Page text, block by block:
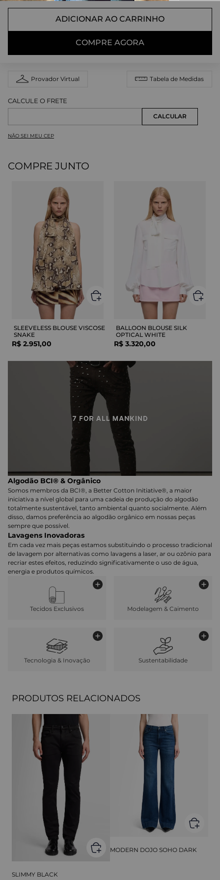
ADICIONAR AO CARRINHO
COMPRE AGORA
Provador Virtual Tabela de Medidas
NÃO SEI MEU CEP
COMPRE JUNTO
SLEEVELESS BLOUSE VISCOSE
SNAKE
R$ 2.951,00
BALLOON BLOUSE SILK
OPTICAL WHITE
R$ 3.320,00
Algodão BCI® & Orgânico
Somos membros da BCI®, a Better Cotton Initiative®, a maior
iniciativa a nível global para uma cadeia de produção do algodão
totalmente sustentável, tanto ambiental quanto socialmente. Além
disso, damos preferência ao algodão orgânico em nossas peças
sempre que possível.
Lavagens Inovadoras
Em cada vez mais peças estamos substituindo o processo tradicional
de lavagem por alternativas como lavagens a laser, ar ou ozônio para
recriar estes efeitos, reduzindo significativamente o uso de água,
energia e produtos químicos.
Tecidos Exclusivos Modelagem & Caimento
Tecnologia & Inovação Sustentabilidade
PRODUTOS RELACIONADOS
SLIMMY BLACK
MODERN DOJO SOHO DARK